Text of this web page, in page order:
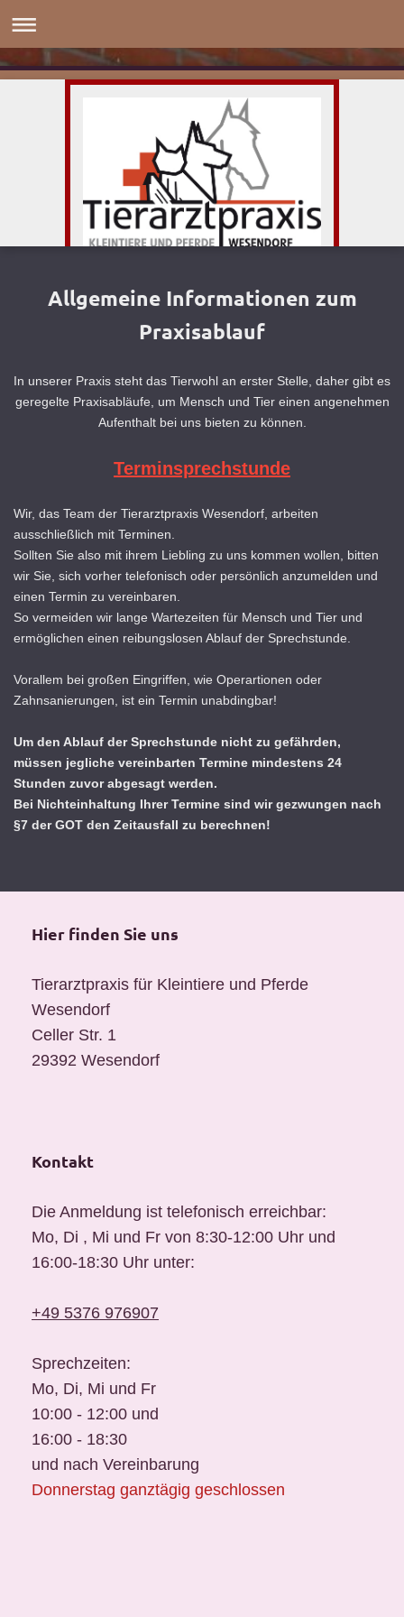
Allgemeine Informationen zum
Praxisablauf
In unserer Praxis steht das Tierwohl an erster Stelle, daher gibt es
geregelte Praxisabläufe, um Mensch und Tier einen angenehmen
Aufenthalt bei uns bieten zu können.
Terminsprechstunde
Wir, das Team der Tierarztpraxis Wesendorf, arbeiten
ausschließlich mit Terminen.
Sollten Sie also mit ihrem Liebling zu uns kommen wollen, bitten
wir Sie, sich vorher telefonisch oder persönlich anzumelden und
einen Termin zu vereinbaren.
So vermeiden wir lange Wartezeiten für Mensch und Tier und
ermöglichen einen reibungslosen Ablauf der Sprechstunde.
Vorallem bei großen Eingriffen, wie Operartionen oder
Zahnsanierungen, ist ein Termin unabdingbar!
Um den Ablauf der Sprechstunde nicht zu gefährden,
müssen jegliche vereinbarten Termine mindestens 24
Stunden zuvor abgesagt werden.
Bei Nichteinhaltung Ihrer Termine sind wir gezwungen nach
§7 der GOT den Zeitausfall zu berechnen!
Hier finden Sie uns
Tierarztpraxis für Kleintiere und Pferde
Wesendorf
Celler Str. 1
29392 Wesendorf
Kontakt
Die Anmeldung ist telefonisch erreichbar:
Mo, Di , Mi und Fr von 8:30-12:00 Uhr und
16:00-18:30 Uhr unter:
+49 5376 976907
Sprechzeiten:
Mo, Di, Mi und Fr
10:00 - 12:00 und
16:00 - 18:30
und nach Vereinbarung
Donnerstag ganztägig geschlossen